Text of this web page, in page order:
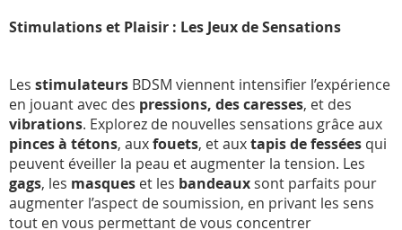
Stimulations et Plaisir : Les Jeux de Sensations
Les stimulateurs BDSM viennent intensifier l’expérience
en jouant avec des pressions, des caresses, et des
vibrations. Explorez de nouvelles sensations grâce aux
pinces à tétons, auxfouets, et auxtapis de fessées qui
peuvent éveiller la peau et augmenter la tension. Les
gags, les masques et les bandeaux sont parfaits pour
augmenter l’aspect de soumission, en privant les sens
tout en vous permettant de vous concentrer